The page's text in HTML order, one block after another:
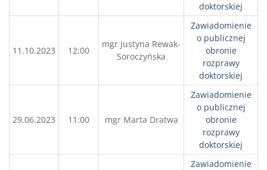
doktorskiej
11.10.2023 12:00
mgr Justyna Rewak-
Soroczyńska
Zawiadomienie
o publicznej
obronie
rozprawy
doktorskiej
29.06.2023 11:00 mgr Marta Dratwa
Zawiadomienie
o publicznej
obronie
rozprawy
doktorskiej
Zawiadomienie